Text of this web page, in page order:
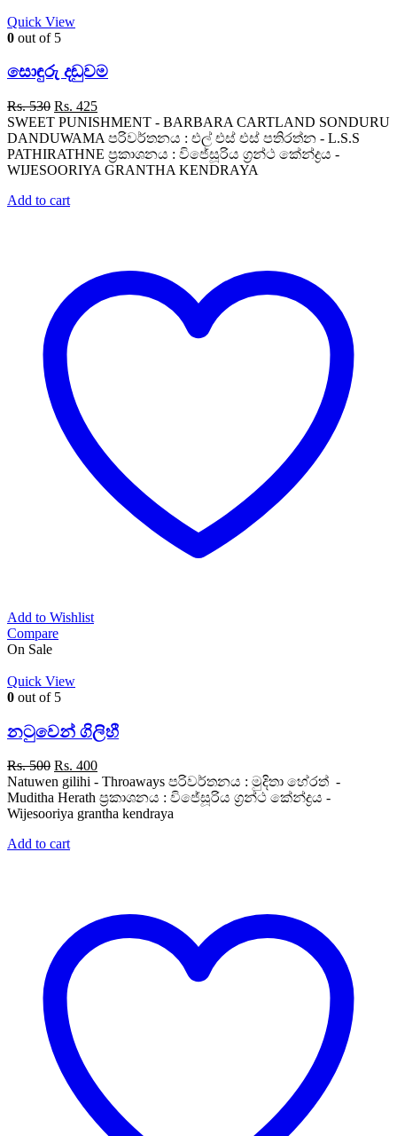
Quick View
0 out of 5
සොඳුරු දඬුවම
Rs.530 Original
price
was:
Rs. 530.
Rs. 425Current
price
is:
Rs. 425.
SWEET PUNISHMENT - BARBARA CARTLAND SONDURU
DANDUWAMA පරිවර්තනය : එල් එස් එස් පතිරත්න - L.S.S
PATHIRATHNE ප්‍රකාශනය : විජේසූරිය ග්‍රන්ථ කේන්ද්‍රය -
WIJESOORIYA GRANTHA KENDRAYA
Add to cart
Add to Wishlist
Compare
On Sale
Quick View
0 out of 5
නටුවෙන් ගිලිහී
Rs.500 Original
price
was:
Rs. 500.
Rs. 400Current
price
is:
Rs. 400.
Natuwen gilihi - Throaways පරිවර්තනය : මුදිතා හේරත් -
Muditha Herath ප්‍රකාශනය : විජේසූරිය ග්‍රන්ථ කේන්ද්‍රය -
Wijesooriya grantha kendraya
Add to cart